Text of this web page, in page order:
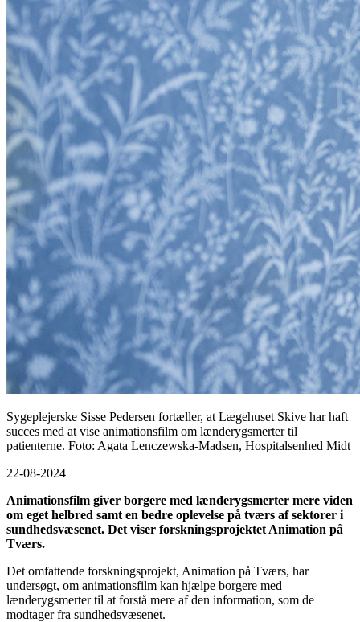
Sygeplejerske Sisse Pedersen fortæller, at Lægehuset Skive har haft
succes med at vise animationsfilm om lænderygsmerter til
patienterne. Foto: Agata Lenczewska-Madsen, Hospitalsenhed Midt
22-08-2024
Animationsfilm giver borgere med lænderygsmerter mere viden
om eget helbred samt en bedre oplevelse på tværs af sektorer i
sundhedsvæsenet. Det viser forskningsprojektet Animation på
Tværs.
Det omfattende forskningsprojekt, Animation på Tværs, har
undersøgt, om animationsfilm kan hjælpe borgere med
lænderygsmerter til at forstå mere af den information, som de
modtager fra sundhedsvæsenet.